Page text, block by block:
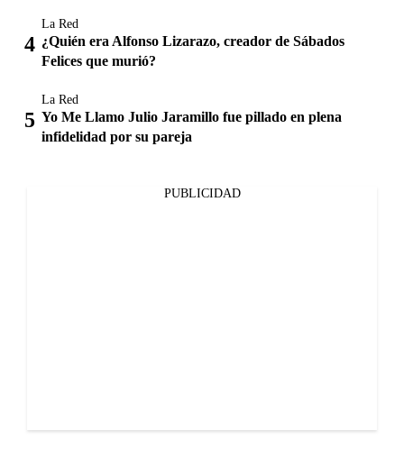
La Red
¿Quién era Alfonso Lizarazo, creador de Sábados
Felices que murió?
La Red
Yo Me Llamo Julio Jaramillo fue pillado en plena
infidelidad por su pareja
PUBLICIDAD